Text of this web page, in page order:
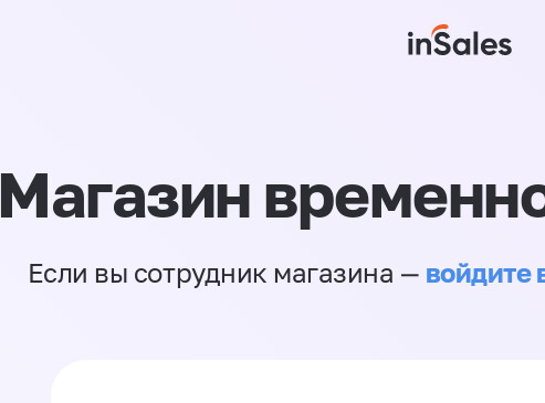
Магазин
Если вы сотрудник магазина — войдите